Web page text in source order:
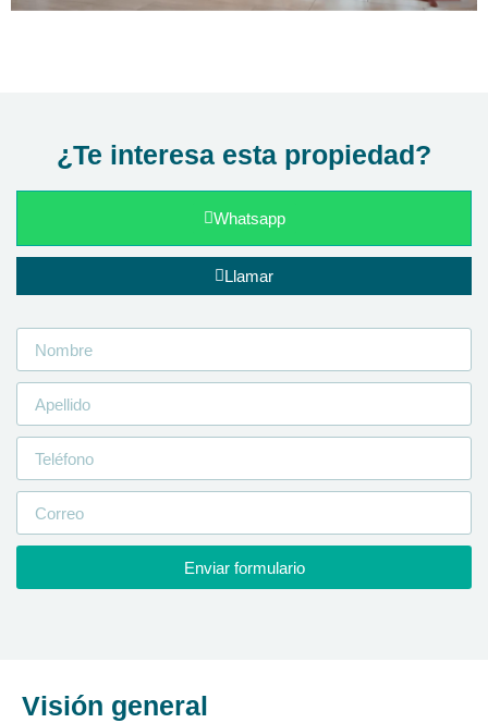
Visión general
¿Te interesa esta propiedad?
Whatsapp
Llamar
Enviar formulario